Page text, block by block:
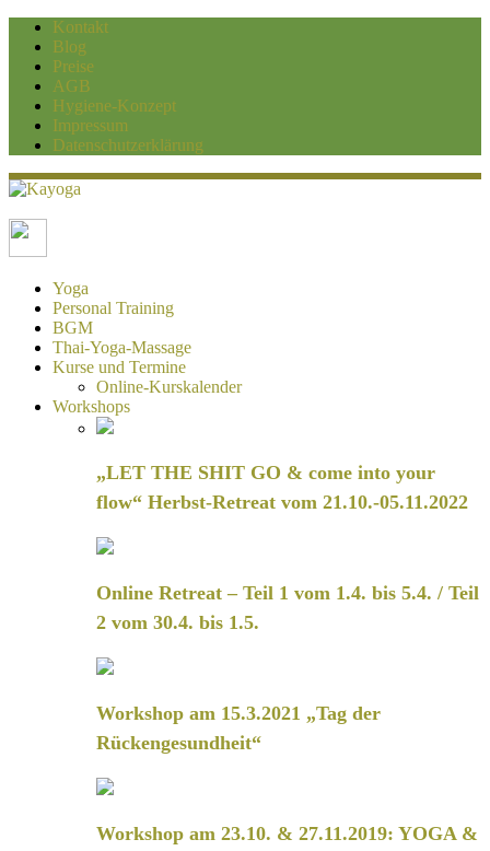
Kontakt
Blog
Preise
AGB
Hygiene-Konzept
Impressum
Datenschutzerklärung
Kayoga
Yoga und Personaltraining Duisburg
Yoga
Personal Training
BGM
Thai-Yoga-Massage
Kurse und Termine
Online-Kurskalender
Workshops
„LET THE SHIT GO & come into your
flow“ Herbst-Retreat vom 21.10.-05.11.2022
Online Retreat – Teil 1 vom 1.4. bis 5.4. / Teil
2 vom 30.4. bis 1.5.
Workshop am 15.3.2021 „Tag der
Rückengesundheit“
Workshop am 23.10. & 27.11.2019: YOGA &